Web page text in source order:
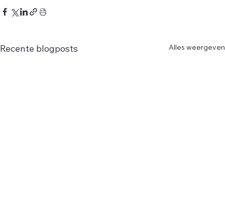
Recente blogposts Alles weergeven